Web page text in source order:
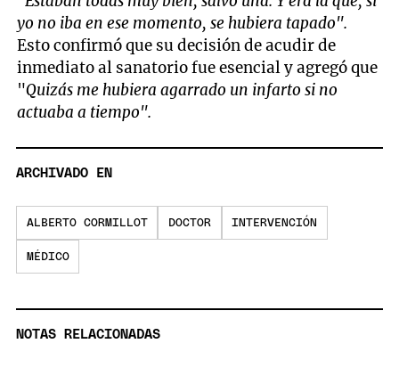
yo no iba en ese momento, se hubiera tapado".
Esto confirmó que su decisión de acudir de
inmediato al sanatorio fue esencial y agregó que
"Quizás me hubiera agarrado un infarto si no
actuaba a tiempo".
ARCHIVADO EN
ALBERTO CORMILLOT DOCTOR INTERVENCIÓN
MÉDICO
NOTAS RELACIONADAS